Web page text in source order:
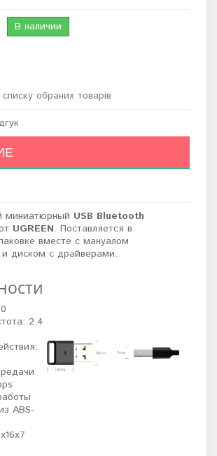
В наличии
обраних товарів
миниатюрный USB Bluetooth
UGREEN. Поставляется в
вместе с мануалом
и диском с драйверами.
2.4
ABS-